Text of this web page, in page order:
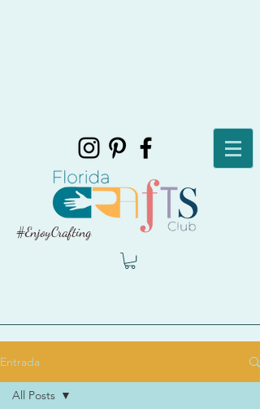
#EnjoyCrafting
Entrada
All Posts